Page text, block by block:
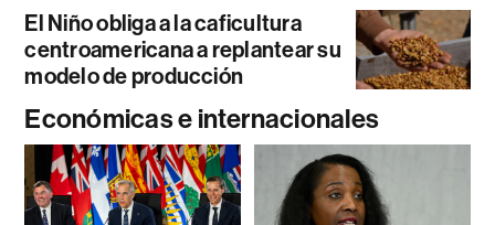
El Niño obliga a la caficultura
centroamericana a replantear su
modelo de producción
Económicas e internacionales